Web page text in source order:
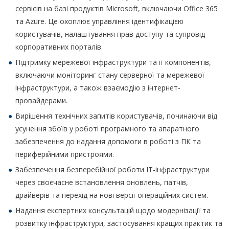
сервісів на базі продуктів Microsoft, включаючи Office 365
та Azure. Це охоплює управління ідентифікацією
користувачів, налаштування прав доступу та супровід
корпоративних порталів.
Підтримку мережевої інфраструктури та її компонентів,
включаючи моніторинг стану серверної та мережевої
інфраструктури, а також взаємодію з інтернет-
провайдерами.
Вирішення технічних запитів користувачів, починаючи від
усунення збоїв у роботі програмного та апаратного
забезпечення до надання допомоги в роботі з ПК та
периферійними пристроями.
Забезпечення безперебійної роботи ІТ-інфраструктури
через своєчасне встановлення оновлень, патчів,
драйверів та перехід на нові версії операційних систем.
Надання експертних консультацій щодо модернізації та
розвитку інфраструктури, застосування кращих практик та